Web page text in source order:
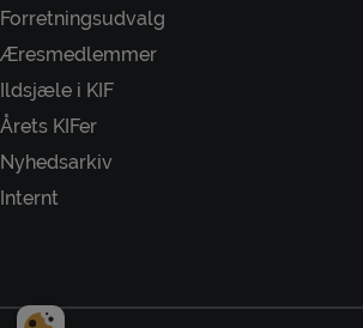
Forretningsudvalg
Æresmedlemmer
Ildsjæle i KIF
Årets KIFer
Nyhedsarkiv
Internt